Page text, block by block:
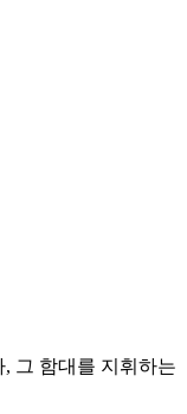
그 함대를 지휘하는